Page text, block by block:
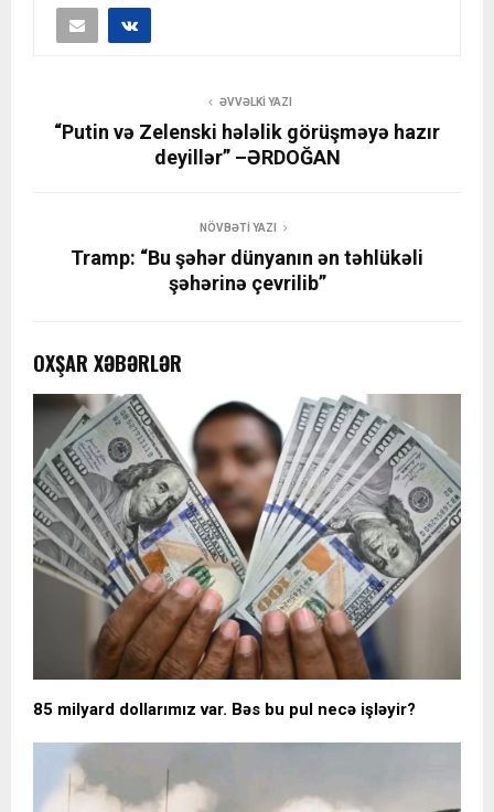
ƏVVƏLKI YAZI
“Putin və Zelenski hələlik görüşməyə hazır
deyillər” –ƏRDOĞAN
NÖVBƏTI YAZI
Tramp: “Bu şəhər dünyanın ən təhlükəli
şəhərinə çevrilib”
OXŞAR XƏBƏRLƏR
85 milyard dollarımız var. Bəs bu pul necə işləyir?